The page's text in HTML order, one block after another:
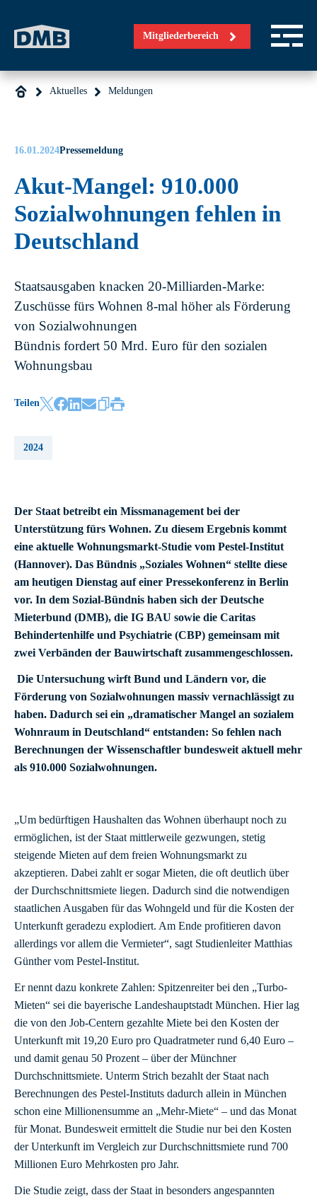
Mitgliederbereich
Aktuelles Meldungen
16.01.2024Pressemeldung
Akut-Mangel: 910.000
Sozialwohnungen fehlen in
Deutschland
Staatsausgaben knacken 20-Milliarden-Marke:
Zuschüsse fürs Wohnen 8-mal höher als Förderung
von Sozialwohnungen
Bündnis fordert 50 Mrd. Euro für den sozialen
Wohnungsbau
Teilen
2024
Der Staat betreibt ein Missmanagement bei der
Unterstützung fürs Wohnen. Zu diesem Ergebnis kommt
eine aktuelle Wohnungsmarkt-Studie vom Pestel-Institut
(Hannover). Das Bündnis „Soziales Wohnen“ stellte diese
am heutigen Dienstag auf einer Pressekonferenz in Berlin
vor. In dem Sozial-Bündnis haben sich der Deutsche
Mieterbund (DMB), die IG BAU sowie die Caritas
Behindertenhilfe und Psychiatrie (CBP) gemeinsam mit
zwei Verbänden der Bauwirtschaft zusammengeschlossen.
Die Untersuchung wirft Bund und Ländern vor, die
Förderung von Sozialwohnungen massiv vernachlässigt zu
haben. Dadurch sei ein „dramatischer Mangel an sozialem
Wohnraum in Deutschland“ entstanden: So fehlen nach
Berechnungen der Wissenschaftler bundesweit aktuell mehr
als 910.000 Sozialwohnungen.
„Um bedürftigen Haushalten das Wohnen überhaupt noch zu
ermöglichen, ist der Staat mittlerweile gezwungen, stetig
steigende Mieten auf dem freien Wohnungsmarkt zu
akzeptieren. Dabei zahlt er sogar Mieten, die oft deutlich über
der Durchschnittsmiete liegen. Dadurch sind die notwendigen
staatlichen Ausgaben für das Wohngeld und für die Kosten der
Unterkunft geradezu explodiert. Am Ende profitieren davon
allerdings vor allem die Vermieter“, sagt Studienleiter Matthias
Günther vom Pestel-Institut.
Er nennt dazu konkrete Zahlen: Spitzenreiter bei den „Turbo-
Mieten“ sei die bayerische Landeshauptstadt München. Hier lag
die von den Job-Centern gezahlte Miete bei den Kosten der
Unterkunft mit 19,20 Euro pro Quadratmeter rund 6,40 Euro –
und damit genau 50 Prozent – über der Münchner
Durchschnittsmiete. Unterm Strich bezahlt der Staat nach
Berechnungen des Pestel-Instituts dadurch allein in München
schon eine Millionensumme an „Mehr-Miete“ – und das Monat
für Monat. Bundesweit ermittelt die Studie nur bei den Kosten
der Unterkunft im Vergleich zur Durchschnittsmiete rund 700
Millionen Euro Mehrkosten pro Jahr.
Die Studie zeigt, dass der Staat in besonders angespannten